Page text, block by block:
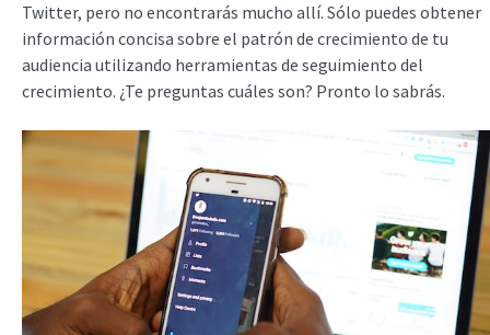
Twitter, pero no encontrarás mucho allí. Sólo puedes obtener
información concisa sobre el patrón de crecimiento de tu
audiencia utilizando herramientas de seguimiento del
crecimiento. ¿Te preguntas cuáles son? Pronto lo sabrás.